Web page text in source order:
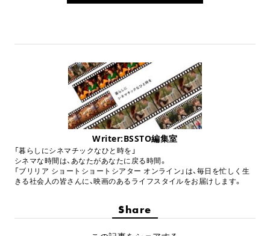
Writer:BSSTO編集室
「暮らしにシネマチックなひと時を」
シネマな時間は、あなたがあなたに戻る時間。
「ブリリア ショートショートシアター オンライン」は、毎日を忙しく生
きる社会人の皆さんに、映画のあるライフスタイルをお届けします。
Share